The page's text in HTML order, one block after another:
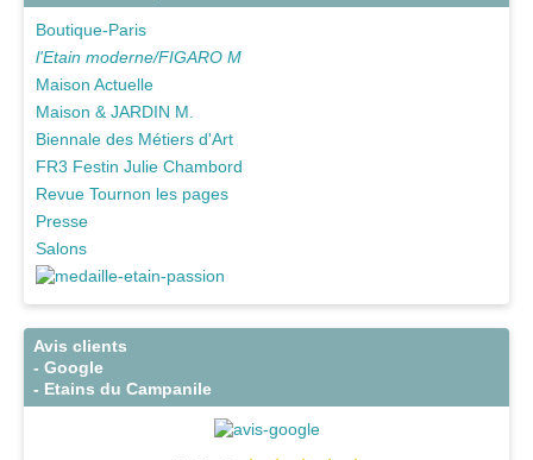
Boutique-Paris
l'Etain moderne/FIGARO M
Maison Actuelle
Maison & JARDIN M.
Biennale des Métiers d'Art
FR3 Festin Julie Chambord
Revue Tournon les pages
Presse
Salons
Avis clients
- Google
- Etains du Campanile